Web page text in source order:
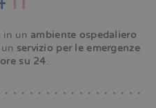
in unambiente ospedaliero
servizio per le emergenze
su 24.